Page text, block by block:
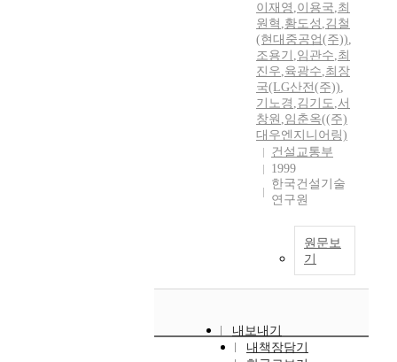
이재영 ,이용국,최
원혁 ,황도성 ,김철
(현대중공업(주)),
조용기 ,임관수,최
진우,육광수,최장
국(LG산전(주)),
기노경 ,김기도,서
창원 ,임춘옥((주)
대우엔지니어링)
건설교통부
1999
한국건설기술
연구원
원문보
기
내보내기
내책장담기